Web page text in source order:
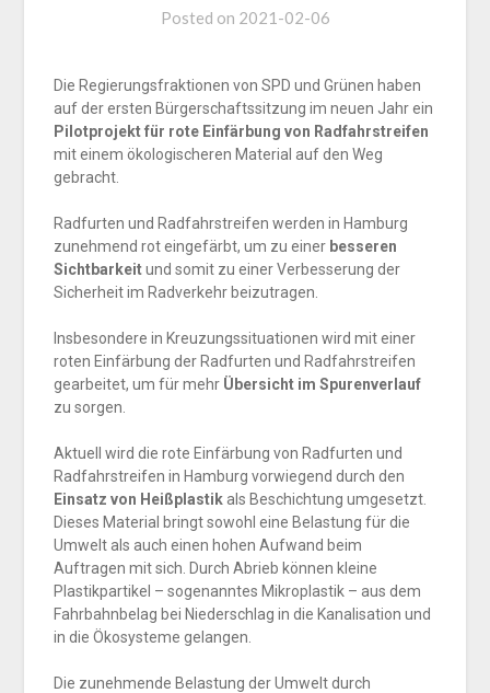
Posted on 2021-02-06
Die Regierungsfraktionen von SPD und Grünen haben
auf der ersten Bürgerschaftssitzung im neuen Jahr ein
Pilotprojekt für rote Einfärbung von Radfahrstreifen
mit einem ökologischeren Material auf den Weg
gebracht.
Radfurten und Radfahrstreifen werden in Hamburg
zunehmend rot eingefärbt, um zu einer besseren
Sichtbarkeitund somit zu einer Verbesserung der
Sicherheit im Radverkehr beizutragen.
Insbesondere in Kreuzungssituationen wird mit einer
roten Einfärbung der Radfurten und Radfahrstreifen
gearbeitet, um für mehr Übersicht im Spurenverlauf
zu sorgen.
Aktuell wird die rote Einfärbung von Radfurten und
Radfahrstreifen in Hamburg vorwiegend durch den
Einsatz von Heißplastikals Beschichtung umgesetzt.
Dieses Material bringt sowohl eine Belastung für die
Umwelt als auch einen hohen Aufwand beim
Auftragen mit sich. Durch Abrieb können kleine
Plastikpartikel – sogenanntes Mikroplastik – aus dem
Fahrbahnbelag bei Niederschlag in die Kanalisation und
in die Ökosysteme gelangen.
Die zunehmende Belastung der Umwelt durch